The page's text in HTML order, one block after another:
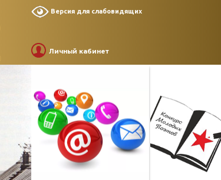
Версия для слабовидящих
Личный кабинет